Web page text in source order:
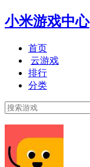
小米游戏中心
首页
云游戏
排行
分类